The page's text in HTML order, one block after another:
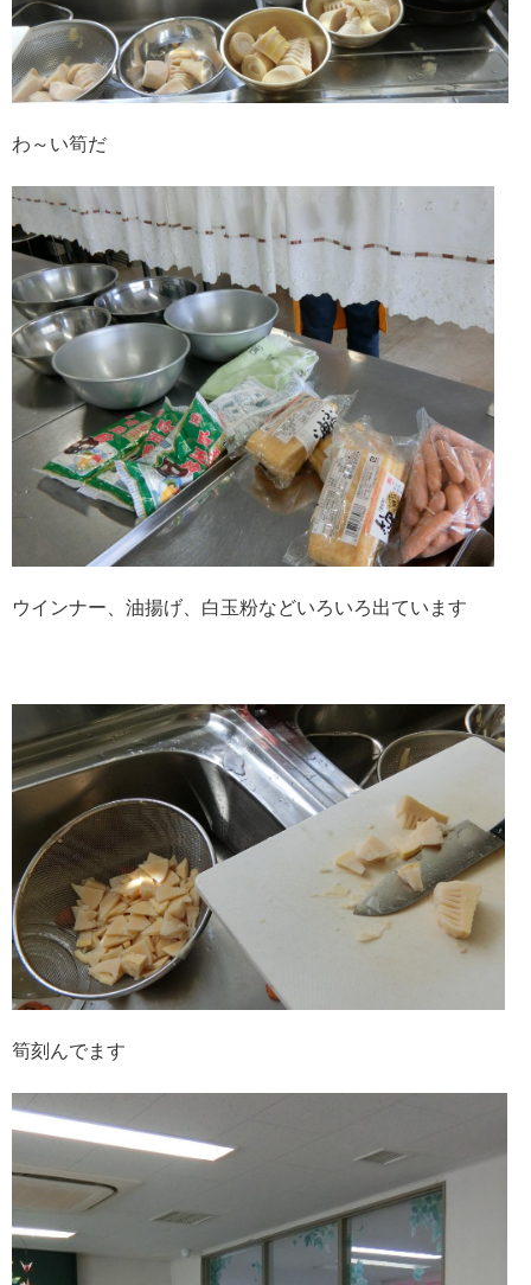
わ～い筍だ
ウインナー、油揚げ、白玉粉などいろいろ出ています
筍刻んでます